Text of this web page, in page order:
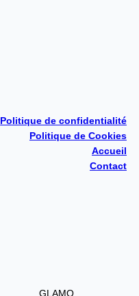
Politique de confidentialité
Politique de Cookies
Accueil
Contact
GLAMO